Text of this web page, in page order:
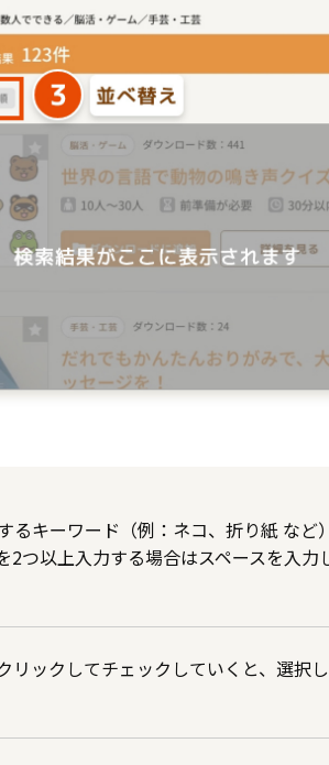
るキーワード（例：ネコ、折り紙 な
2つ以上入力する場合はスペースを入
リックしてチェックしていくと、選択